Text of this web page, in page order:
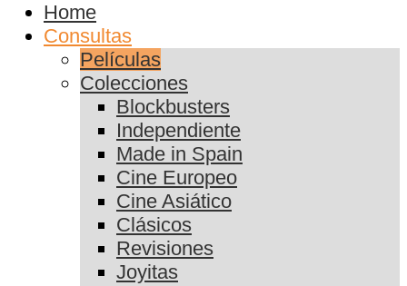
Home
Consultas
Películas
Colecciones
Blockbusters
Independiente
Made in Spain
Cine Europeo
Cine Asiático
Clásicos
Revisiones
Joyitas